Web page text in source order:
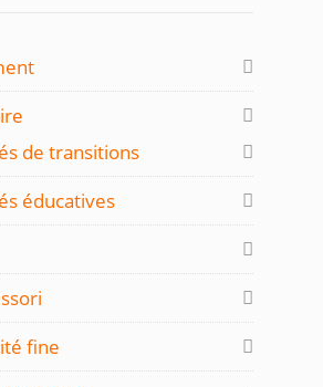
de transitions
éducatives
fine